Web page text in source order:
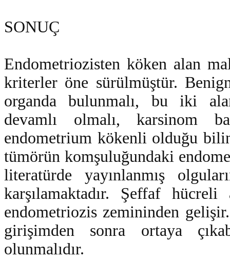
SONUÇ
Endometriozisten köken alan
kriterler öne sürülmüştür.
organda bulunmalı, bu iki
devamlı olmalı, karsinom
endometrium kökenli olduğu
tümörün komşuluğundaki
literatürde yayınlanmış
karşılamaktadır. Şeffaf hücreli
endometriozis zemininden
girişimden sonra ortaya
olunmalıdır.